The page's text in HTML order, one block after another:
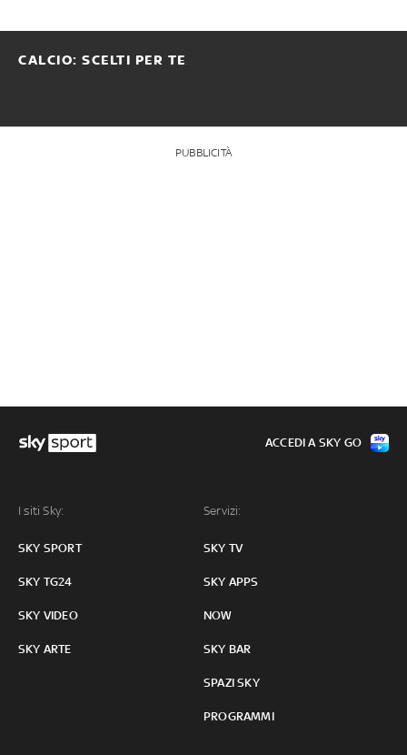
CALCIO: SCELTI PER TE
PUBBLICITÀ
I siti Sky:
SKY SPORT
SKY TG24
SKY VIDEO
SKY ARTE
Servizi:
SKY TV
SKY APPS
NOW
SKY BAR
SPAZI SKY
PROGRAMMI
ACCEDI A SKY GO